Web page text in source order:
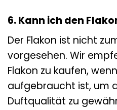
6. Kann ich den
Der Flakon ist nicht
vorgesehen. Wir
Flakon zu kaufen,
aufgebraucht ist, um
Duftqualität zu